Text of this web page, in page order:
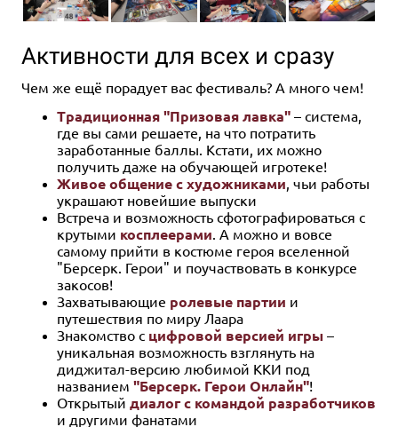
Активности для всех и сразу
Чем же ещё порадует вас фестиваль? А много чем!
Традиционная "Призовая лавка" – система,
где вы сами решаете, на что потратить
заработанные баллы. Кстати, их можно
получить даже на обучающей игротеке!
Живое общение с художниками, чьи работы
украшают новейшие выпуски
Встреча и возможность сфотографироваться с
крутыми косплеерами. А можно и вовсе
самому прийти в костюме героя вселенной
"Берсерк. Герои" и поучаствовать в конкурсе
закосов!
Захватывающие ролевые партии и
путешествия по миру Лаара
Знакомство с цифровой версией игры –
уникальная возможность взглянуть на
диджитал-версию любимой ККИ под
названием "Берсерк. Герои Онлайн"!
Открытый диалог с командой разработчиков
и другими фанатами